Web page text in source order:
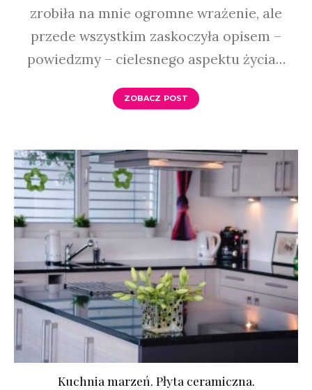
zrobiła na mnie ogromne wrażenie, ale
przede wszystkim zaskoczyła opisem –
powiedzmy – cielesnego aspektu życia…
ZOBACZ POST
Kuchnia marzeń. Płyta ceramiczna.